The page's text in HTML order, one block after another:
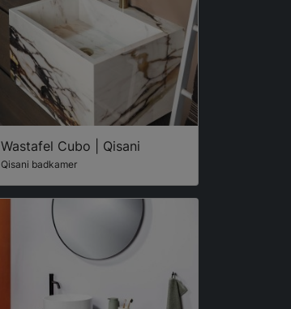
Wastafel Cubo | Qisani
Qisani badkamer